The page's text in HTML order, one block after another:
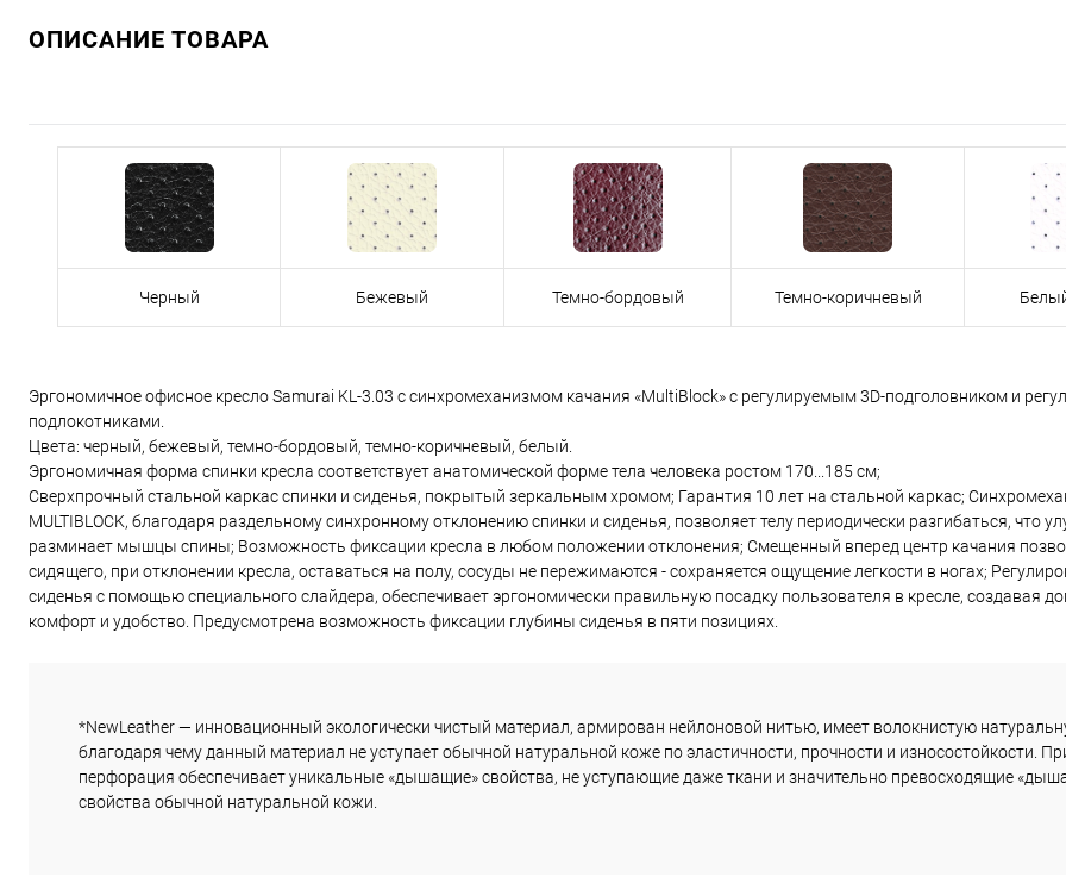
ОПИСАНИЕ ТОВАРА
Черный Бежевый Темно-бордовый Темно-коричневый
Эргономичное офисное кресло Samurai KL-3.03 с синхромеханизмом качания «MultiBlock» с регулируемым 3D-подголовником и
подлокотниками.
Цвета: черный, бежевый, темно-бордовый, темно-коричневый, белый.
Эргономичная форма спинки кресла соответствует анатомической форме тела человека ростом 170...185 см;
Сверхпрочный стальной каркас спинки и сиденья, покрытый зеркальным хромом; Гарантия 10 лет на стальной каркас;
MULTIBLOCK, благодаря раздельному синхронному отклонению спинки и сиденья, позволяет телу периодически разгибаться, что
разминает мышцы спины; Возможность фиксации кресла в любом положении отклонения; Смещенный вперед центр качания
сидящего, при отклонении кресла, оставаться на полу, сосуды не пережимаются - сохраняется ощущение легкости в ногах;
сиденья с помощью специального слайдера, обеспечивает эргономически правильную посадку пользователя в кресле, создавая
комфорт и удобство. Предусмотрена возможность фиксации глубины сиденья в пяти позициях.
*NewLeather — инновационный экологически чистый материал, армирован нейлоновой нитью, имеет волокнистую
благодаря чему данный материал не уступает обычной натуральной коже по эластичности, прочности и износостойкости.
перфорация обеспечивает уникальные «дышащие» свойства, не уступающие даже ткани и значительно превосходящие
свойства обычной натуральной кожи.